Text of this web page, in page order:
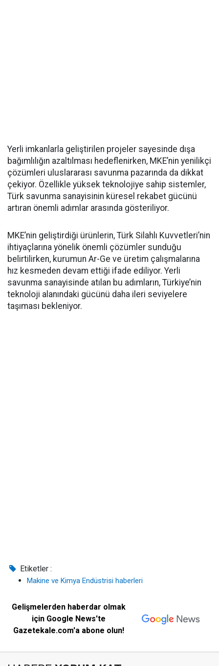
Yerli imkanlarla geliştirilen projeler sayesinde dışa
bağımlılığın azaltılması hedeflenirken, MKE’nin yenilikçi
çözümleri uluslararası savunma pazarında da dikkat
çekiyor. Özellikle yüksek teknolojiye sahip sistemler,
Türk savunma sanayisinin küresel rekabet gücünü
artıran önemli adımlar arasında gösteriliyor.
MKE’nin geliştirdiği ürünlerin, Türk Silahlı Kuvvetleri’nin
ihtiyaçlarına yönelik önemli çözümler sunduğu
belirtilirken, kurumun Ar-Ge ve üretim çalışmalarına
hız kesmeden devam ettiği ifade ediliyor. Yerli
savunma sanayisinde atılan bu adımların, Türkiye’nin
teknoloji alanındaki gücünü daha ileri seviyelere
taşıması bekleniyor.
Etiketler :
Makine ve Kimya Endüstrisi haberleri
Gelişmelerden haberdar olmak
için Google News'te
Gazetekale.com'a abone olun!